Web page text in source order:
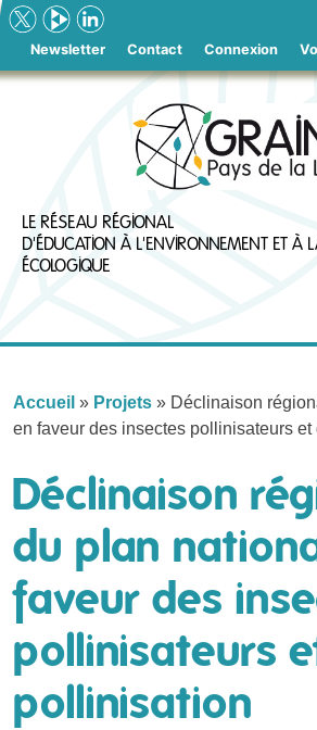
Skip
to
Newsletter Contact Connexion
LE RÉSEAU RÉGIONAL
D'ÉDUCATION À L'ENVIRONNEMENT ET À
ÉCOLOGIQUE
Accueil » Projets » Déclinaison
en faveur des insectes pollinisateurs
Déclinaison
du plan
faveur des
pollinisateurs
pollinisation